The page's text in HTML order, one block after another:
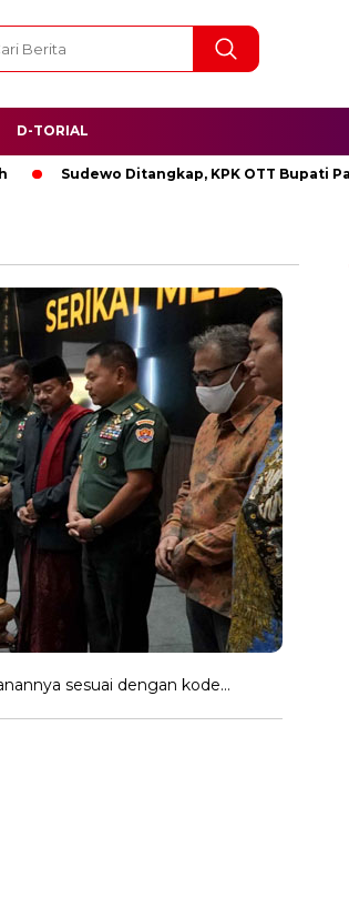
D-TORIAL
Sudewo Ditangkap, KPK OTT Bupati Pati
sesuai dengan kode…